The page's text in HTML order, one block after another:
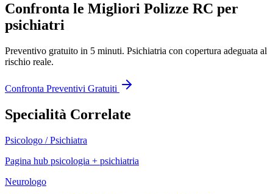
Confronta le Migliori Polizze RC per
psichiatri
Preventivo gratuito in 5 minuti. Psichiatria con copertura adeguata al
rischio reale.
Confronta Preventivi Gratuiti
Specialità Correlate
Psicologo / Psichiatra
Pagina hub psicologia + psichiatria
Neurologo